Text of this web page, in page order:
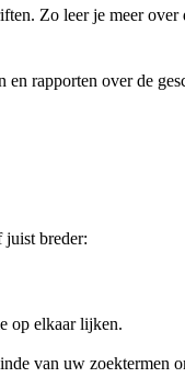
Zo leer je meer
rapporten over de
juist breder:
op elkaar lijken.
van uw zoektermen